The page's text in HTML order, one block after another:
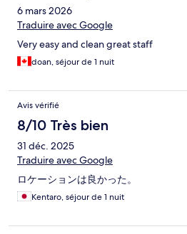
6 mars 2026
Traduire avec Google
Very easy and clean great staff
doan, séjour de 1 nuit
Avis vérifié
8/10 Très bien
31 déc. 2025
Traduire avec Google
ロケーションは良かった。
Kentaro, séjour de 1 nuit